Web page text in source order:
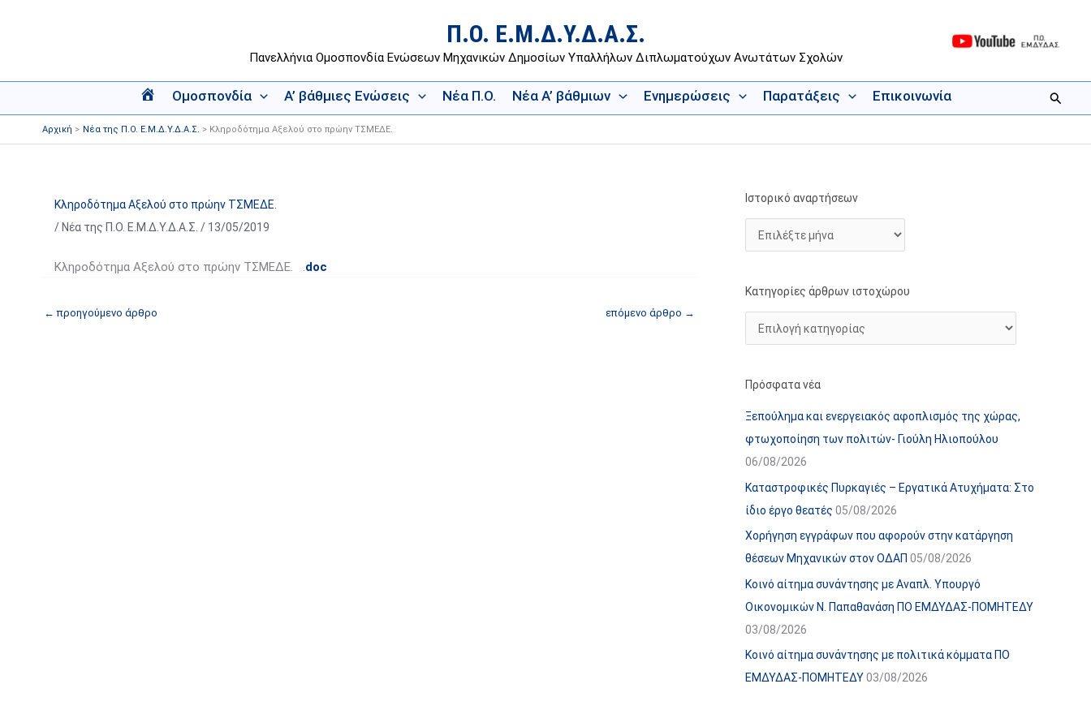
Π.Ο. Ε.Μ.Δ.Υ.Δ.Α.Σ.
Πανελλήνια Ομοσπονδία Ενώσεων Μηχανικών Δημοσίων Υπαλλήλων Διπλωματούχων Ανωτάτων Σχολών
Α
ρ
χ
ή
Ομοσπονδία Α’ βάθμιες Ενώσεις Νέα Π.Ο. Νέα Α’ βάθμιων Ενημερώσεις Παρατάξεις Επικοινωνία
Αρχική Νέα της Π.Ο. Ε.Μ.Δ.Υ.Δ.Α.Σ. Κληροδότημα Αξελού στο πρώην ΤΣΜΕΔΕ.
Κληροδότημα Αξελού στο πρώην ΤΣΜΕΔΕ.
/ Νέα της Π.Ο. Ε.Μ.Δ.Υ.Δ.Α.Σ. / 13/05/2019
Κληροδότημα Αξελού στο πρώην ΤΣΜΕΔΕ. .doc
← προηγούμενο άρθρο επόμενο άρθρο →
Ιστορικό αναρτήσεων
Ι
σ
ρ
ι
α
ρ
ή
σ
ε
ω
ν
Κατηγορίες άρθρων ιστοχώρου
Κ
α
γ
ο
ε
ρ
ρ
ω
ν
ι
σ
τ
ο
χ
ώ
Πρόσφατα νέα
Ξεπούλημα και ενεργειακός αφοπλισμός της χώρας,
φτωχοποίηση των πολιτών- Γιούλη Ηλιοπούλου
06/08/2026
Καταστροφικές Πυρκαγιές – Εργατικά Ατυχήματα: Στο
ίδιο έργο θεατές 05/08/2026
Χορήγηση εγγράφων που αφορούν στην κατάργηση
θέσεων Μηχανικών στον ΟΔΑΠ 05/08/2026
Κοινό αίτημα συνάντησης με Αναπλ. Υπουργό
Οικονομικών Ν. Παπαθανάση ΠΟ ΕΜΔΥΔΑΣ-ΠΟΜΗΤΕΔΥ
03/08/2026
Κοινό αίτημα συνάντησης με πολιτικά κόμματα ΠΟ
ΕΜΔΥΔΑΣ-ΠΟΜΗΤΕΔΥ03/08/2026